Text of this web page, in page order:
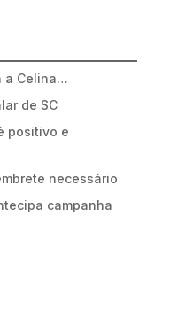
a Celina…
de SC
positivo e
necessário
campanha